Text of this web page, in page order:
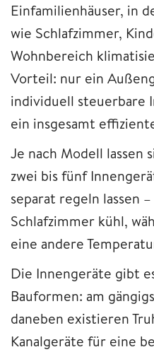
Einfamilienhäuser, in
wie Schlafzimmer,
Wohnbereich
Vorteil: nur ein
individuell steuerbare
ein insgesamt
Je nach Modell lassen
zwei bis fünf
separat regeln lassen
Schlafzimmer kühl,
eine andere
Die Innengeräte gibt
Bauformen: am
daneben existieren
Kanalgeräte für eine